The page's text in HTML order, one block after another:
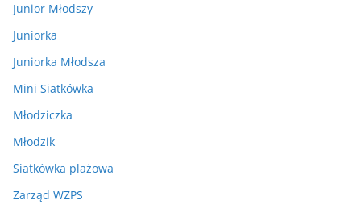
Junior Młodszy
Juniorka
Juniorka Młodsza
Mini Siatkówka
Młodziczka
Młodzik
Siatkówka plażowa
Zarząd WZPS